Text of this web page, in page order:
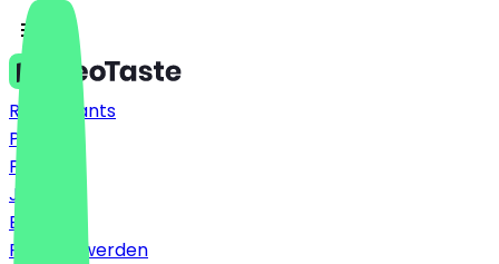
Restaurants
Preise
FAQ
Jobs
Blog
Partner werden